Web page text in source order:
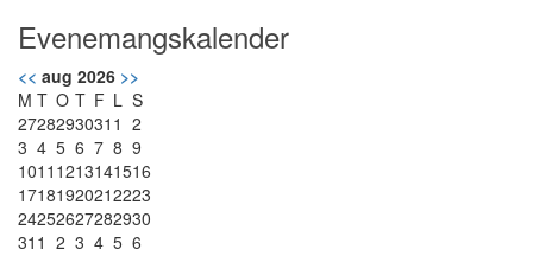
Evenemangskalender
<< aug 2026 >>
M T O T F L S
2728293031 1 2
3 4 5 6 7 8 9
1011 1213141516
17181920212223
24252627282930
31 1 2 3 4 5 6